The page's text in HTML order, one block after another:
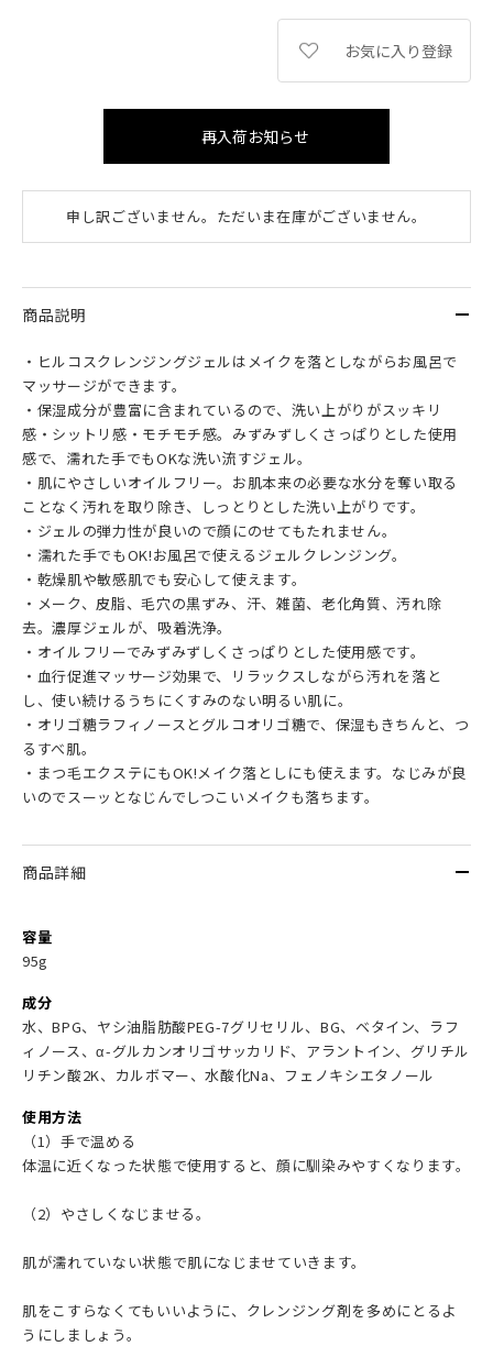
お気に入り登録
再入荷お知らせ
申し訳ございません。ただいま在庫がございません。
商品説明
・ヒルコスクレンジングジェルはメイクを落としながらお風呂で
マッサージができます。
・保湿成分が豊富に含まれているので、洗い上がりがスッキリ
感・シットリ感・モチモチ感。みずみずしくさっぱりとした使用
感で、濡れた手でもOKな洗い流すジェル。
・肌にやさしいオイルフリー。お肌本来の必要な水分を奪い取る
ことなく汚れを取り除き、しっとりとした洗い上がりです。
・ジェルの弾力性が良いので顔にのせてもたれません。
・濡れた手でもOK!お風呂で使えるジェルクレンジング。
・乾燥肌や敏感肌でも安心して使えます。
・メーク、皮脂、毛穴の黒ずみ、汗、雑菌、老化角質、汚れ除
去。濃厚ジェルが、吸着洗浄。
・オイルフリーでみずみずしくさっぱりとした使用感です。
・血行促進マッサージ効果で、リラックスしながら汚れを落と
し、使い続けるうちにくすみのない明るい肌に。
・オリゴ糖ラフィノースとグルコオリゴ糖で、保湿もきちんと、つ
るすべ肌。
・まつ毛エクステにもOK!メイク落としにも使えます。なじみが良
いのでスーッとなじんでしつこいメイクも落ちます。
商品詳細
容量
95g
成分
水、BPG、ヤシ油脂肪酸PEG-7グリセリル、BG、ベタイン、ラフ
ィノース、α-グルカンオリゴサッカリド、アラントイン、グリチル
リチン酸2K、カルボマー、水酸化Na、フェノキシエタノール
使用方法
（1）手で温める
体温に近くなった状態で使用すると、顔に馴染みやすくなります。
（2）やさしくなじませる。
肌が濡れていない状態で肌になじませていきます。
肌をこすらなくてもいいように、クレンジング剤を多めにとるよ
うにしましょう。